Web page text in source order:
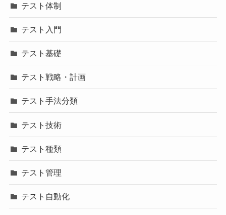
テスト体制
テスト入門
テスト基礎
テスト戦略・計画
テスト手法分類
テスト技術
テスト種類
テスト管理
テスト自動化